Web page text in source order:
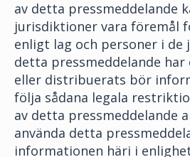
av detta pressmeddelande
jurisdiktioner vara föremål
enligt lag och personer i
detta pressmeddelande
eller distribuerats bör
följa sådana legala
av detta pressmeddelande
använda detta
informationen häri i